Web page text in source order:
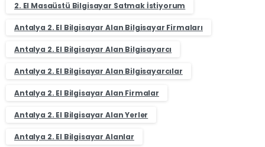
2. El Masaüstü Bilgisayar Satmak İstiyorum
Antalya 2. El Bilgisayar Alan Bilgisayar Firmaları
Antalya 2. El Bilgisayar Alan Bilgisayarcı
Antalya 2. El Bilgisayar Alan Bilgisayarcılar
Antalya 2. El Bilgisayar Alan Firmalar
Antalya 2. El Bilgisayar Alan Yerler
Antalya 2. El Bilgisayar Alanlar